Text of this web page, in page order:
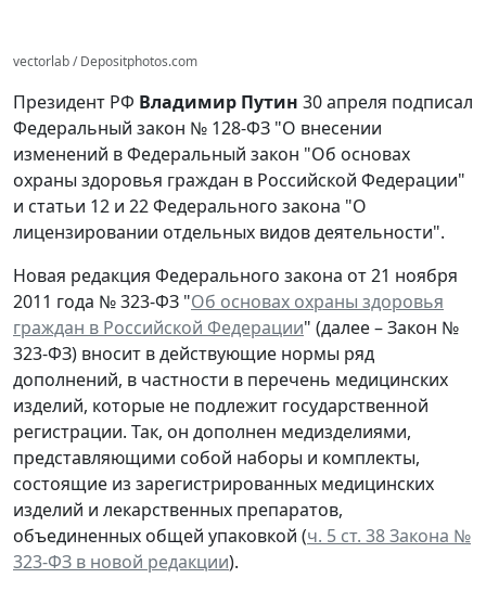
vectorlab / Depositphotos.com
Президент РФ Владимир Путин 30 апреля подписал
Федеральный закон № 128-ФЗ "О внесении
изменений в Федеральный закон "Об основах
охраны здоровья граждан в Российской Федерации"
и статьи 12 и 22 Федерального закона "О
лицензировании отдельных видов деятельности".
Новая редакция Федерального закона от 21 ноября
2011 года № 323-ФЗ "Об основах охраны здоровья
граждан в Российской Федерации" (далее – Закон №
323-ФЗ) вносит в действующие нормы ряд
дополнений, в частности в перечень медицинских
изделий, которые не подлежит государственной
регистрации. Так, он дополнен медизделиями,
представляющими собой наборы и комплекты,
состоящие из зарегистрированных медицинских
изделий и лекарственных препаратов,
объединенных общей упаковкой (ч. 5 ст. 38 Закона №
323-ФЗ в новой редакции).